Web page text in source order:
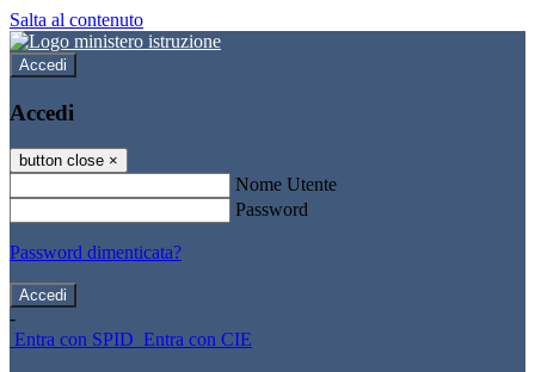
Salta al contenuto
Accedi
Accedi
button close ×
Nome Utente
Password
Password dimenticata?
-
Entra con SPID Entra con CIE